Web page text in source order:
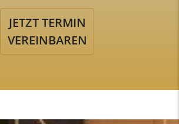
JETZT TERMIN
VEREINBAREN